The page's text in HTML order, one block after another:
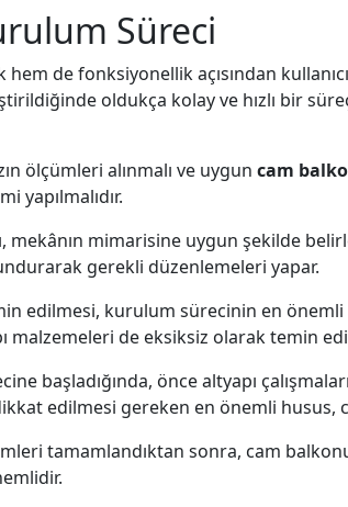
Süreci
de fonksiyonellik açısından
oldukça kolay ve hızlı bir
ölçümleri alınmalı ve uygun cam
yapılmalıdır.
mekânın mimarisine uygun şekilde
gerekli düzenlemeleri yapar.
edilmesi, kurulum sürecinin en
malzemeleri de eksiksiz olarak temin
başladığında, önce altyapı
edilmesi gereken en önemli husus,
tamamlandıktan sonra, cam